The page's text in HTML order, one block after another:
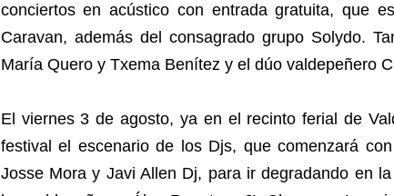
conciertos en acústico con entrada gratuita, que
Caravan, además del consagrado grupo Solydo.
María Quero y Txema Benítez y el dúo valdepeñero
El viernes 3 de agosto, ya en el recinto ferial de
festival el escenario de los Djs, que comenzará
Josse Mora y Javi Allen Dj, para ir degradando en